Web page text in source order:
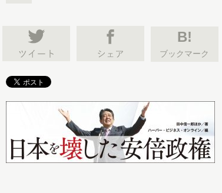
B!
ブックマーク